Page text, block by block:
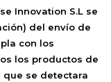
Innovation S.L se
del envío de
con los
los productos de
que se detectara